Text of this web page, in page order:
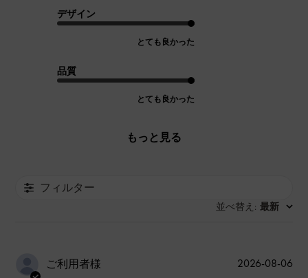
デザイン
とても良かった
品質
とても良かった
もっと見る
フィルター
並べ替え : 最新
ご利用者様
公
2026-08-06